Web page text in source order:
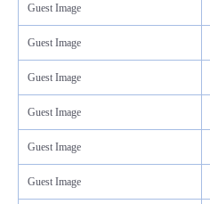
Guest Image
Guest Image
Guest Image
Guest Image
Guest Image
Guest Image